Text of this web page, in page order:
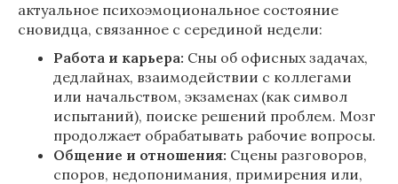
актуальное психоэмоциональное состояние
сновидца, связанное с серединой недели:
Работа и карьера: Сны об офисных задачах,
дедлайнах, взаимодействии с коллегами
или начальством, экзаменах (как символ
испытаний), поиске решений проблем. Мозг
продолжает обрабатывать рабочие вопросы.
Общение и отношения: Сцены разговоров,
споров, недопонимания, примирения или,